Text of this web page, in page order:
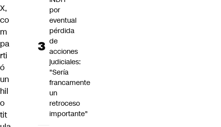
X,
co
m
pa
rti
ó
un
hil
o
tit
por
eventual
pérdida
de
acciones
judiciales:
"Sería
francamente
un
retroceso
importante"